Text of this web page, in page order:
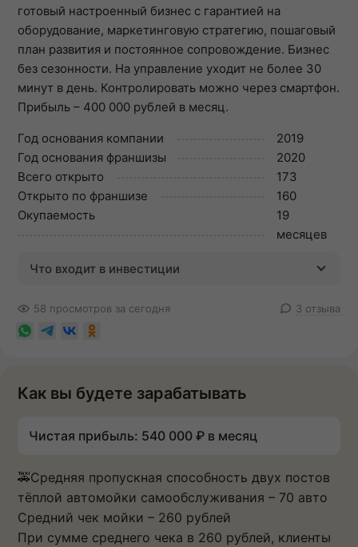
готовый настроенный бизнес с гарантией на
оборудование, маркетинговую стратегию, пошаговый
план развития и постоянное сопровождение. Бизнес
без сезонности. На управление уходит не более 30
минут в день. Контролировать можно через смартфон.
Прибыль – 400 000 рублей в месяц.
Год основания компании
2019
Год основания франшизы
2020
Всего открыто
173
Открыто по франшизе
160
Окупаемость
19
месяцев
Что входит в инвестиции
58 просмотров за сегодня 3 отзыва
Как вы будете зарабатывать
Чистая прибыль: 540 000 ₽ в месяц
🚕Средняя пропускная способность двух постов
тёплой автомойки самообслуживания – 70 авто
Средний чек мойки – 260 рублей
При сумме среднего чека в 260 рублей, клиенты